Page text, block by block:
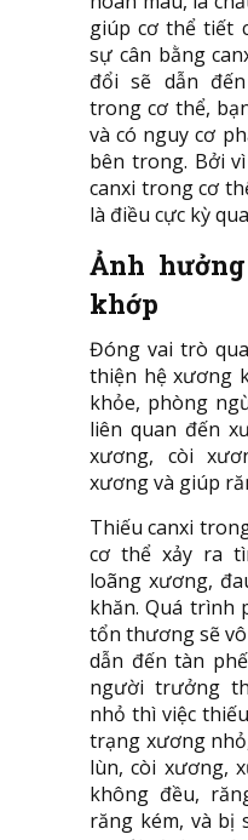
giúp cơ thể tiết
sự cân bằng
đổi sẽ dẫn
trong cơ thể,
và có nguy cơ
bên trong. Bởi
canxi trong cơ
là điều cực kỳ
Ảnh
khớp
Đóng vai trò
thiện hệ xương
khỏe, phòng
liên quan đến
xương, còi
xương và giúp
Thiếu canxi
cơ thể xảy ra
loãng xương,
khăn. Quá trình
tổn thương sẽ
dẫn đến tàn
người trưởng
nhỏ thì việc
trạng xương
lùn, còi xương,
không đều,
răng kém, và bị